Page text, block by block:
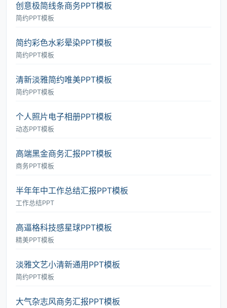
创意极简线条商务PPT模板
简约PPT模板
简约彩色水彩晕染PPT模板
简约PPT模板
清新淡雅简约唯美PPT模板
简约PPT模板
个人照片电子相册PPT模板
动态PPT模板
高端黑金商务汇报PPT模板
商务PPT模板
半年年中工作总结汇报PPT模板
工作总结PPT
高逼格科技感星球PPT模板
精美PPT模板
淡雅文艺小清新通用PPT模板
简约PPT模板
大气杂志风商务汇报PPT模板